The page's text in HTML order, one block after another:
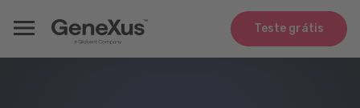
Teste grátis